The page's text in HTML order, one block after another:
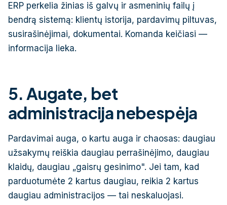
ERP perkelia žinias iš galvų ir asmeninių failų į
bendrą sistemą: klientų istorija, pardavimų piltuvas,
susirašinėjimai, dokumentai. Komanda keičiasi —
informacija lieka.
5. Augate, bet
administracija nebespėja
Pardavimai auga, o kartu auga ir chaosas: daugiau
užsakymų reiškia daugiau perrašinėjimo, daugiau
klaidų, daugiau „gaisrų gesinimo". Jei tam, kad
parduotumėte 2 kartus daugiau, reikia 2 kartus
daugiau administracijos — tai neskaluojasi.